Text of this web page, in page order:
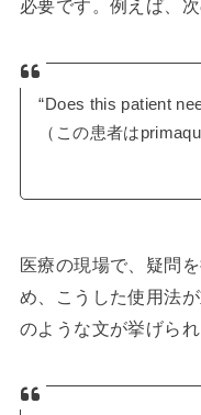
必要です。例えば、
“Does this patient
（この患者は
医療の現場で、疑問
め、こうした使用法
のような文が挙げられ